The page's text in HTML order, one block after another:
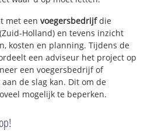
met eenvoegersbedrijfdie
Holland) en tevens inzicht
kosten en planning. Tijdens de
een adviseur het project op
een voegersbedrijf of
de slag kan. Dit om de
mogelijk te beperken.